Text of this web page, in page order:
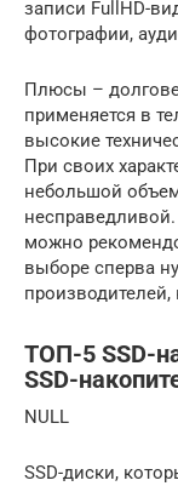
записи FullHD-
фотографии,
Плюсы –
применяется в
высокие
При своих
небольшой
можно
выборе сперва
ТОП-5 SSD-
SSD-
NULL
SSD-диски,